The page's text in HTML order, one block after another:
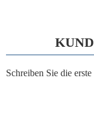
Schreiben Sie die